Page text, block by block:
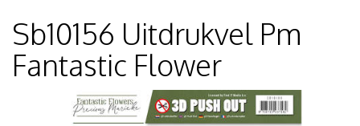
Sb10156 Uitdrukvel Pm
Fantastic Flower